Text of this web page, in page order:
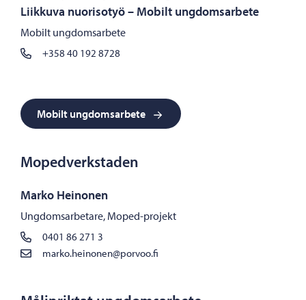
Liikkuva nuorisotyö – Mobilt ungdomsarbete
Mobilt ungdomsarbete
+358 40 192 8728
Mobilt ungdomsarbete
Mopedverkstaden
Marko Heinonen
Ungdomsarbetare, Moped-projekt
0401 86 271 3
marko.heinonen@porvoo.fi